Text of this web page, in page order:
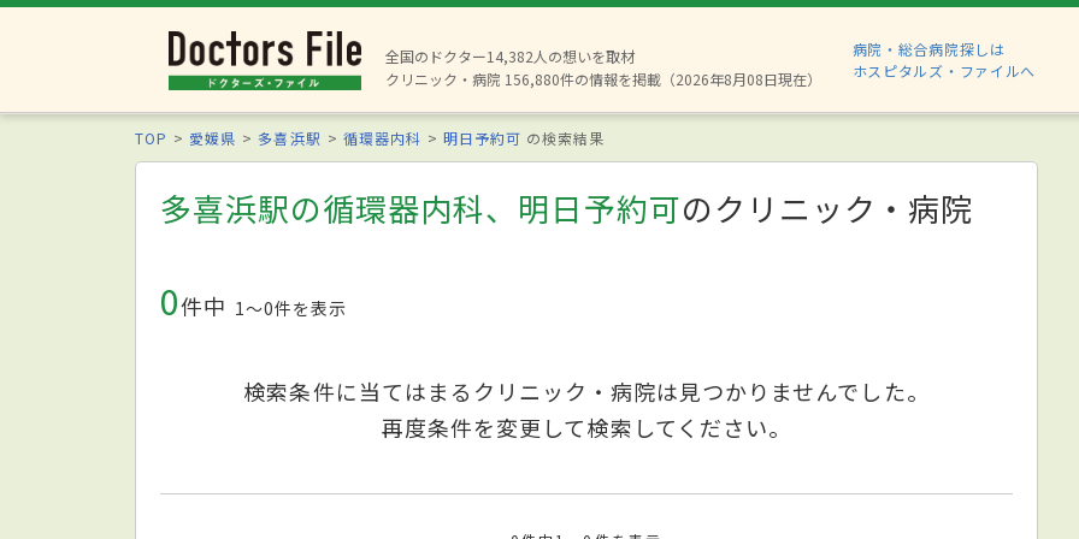
全国のドクター14,382人の想いを取材
クリニック・病院 156,880件の情報を掲載（2026年8月08日現在）
病院・総合病院探しは
ホスピタルズ・ファイルへ
TOP 愛媛県 多喜浜駅 循環器内科 明日予約可 の検索結果
多喜浜駅の循環器内科、明日予約可のクリニック・病院
0件中 1〜0件を表示
検索条件に当てはまるクリニック・病院は見つかりませんでした。
再度条件を変更して検索してください。